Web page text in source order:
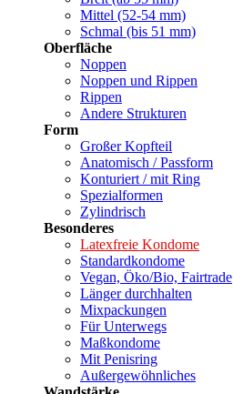
Mittel (52-54 mm)
Schmal (bis 51 mm)
Oberfläche
Noppen
Noppen und Rippen
Rippen
Andere Strukturen
Form
Großer Kopfteil
Anatomisch / Passform
Konturiert / mit Ring
Spezialformen
Zylindrisch
Besonderes
Latexfreie Kondome
Standardkondome
Vegan, Öko/Bio, Fairtrade
Länger durchhalten
Mixpackungen
Für Unterwegs
Maßkondome
Mit Penisring
Außergewöhnliches